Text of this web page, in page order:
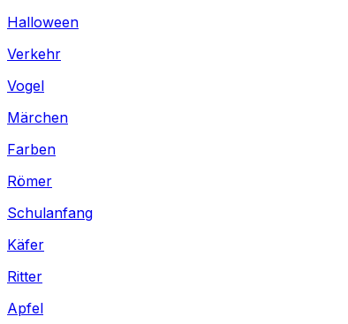
Halloween
Verkehr
Vogel
Märchen
Farben
Römer
Schulanfang
Käfer
Ritter
Apfel